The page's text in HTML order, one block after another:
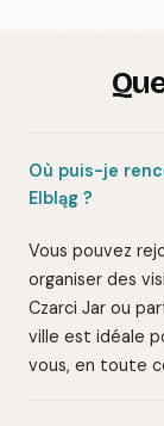
Où puis-je
Elbląg ?
Vous pouvez
organiser des
Czarci Jar ou
ville est idéale
vous, en toute